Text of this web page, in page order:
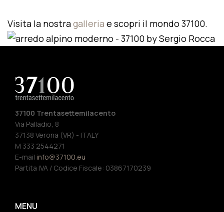
Visita la nostragalleria e scopri il mondo 37100.
37100 Trentasettemilacento
Via Palladio, 8
37138 Verona (VR) - ITALY
M 333 2544271
E-mail info@37100.eu
Partita IVA / Codice Fiscale: 03867170239
MENU